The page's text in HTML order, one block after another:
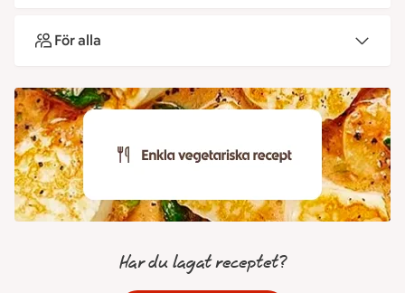
För alla
Har du lagat receptet?